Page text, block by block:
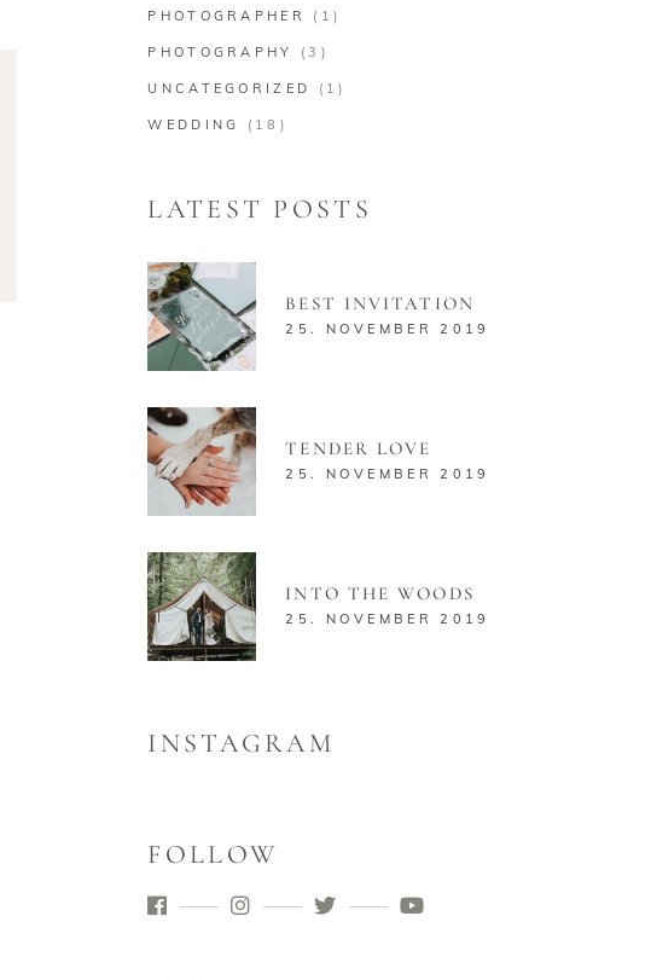
PHOTOGRAPHER (1)
PHOTOGRAPHY (3)
UNCATEGORIZED (1)
WEDDING (18)
LATEST POSTS
BEST INVITATION
25. NOVEMBER 2019
TENDER LOVE
25. NOVEMBER 2019
INTO THE WOODS
25. NOVEMBER 2019
INSTAGRAM
FOLLOW